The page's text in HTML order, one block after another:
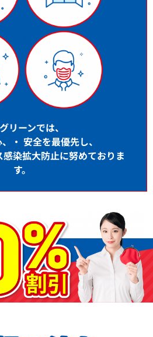
リーンでは、
・ 安全を最優先し、
染拡大防止に努めておりま
す。